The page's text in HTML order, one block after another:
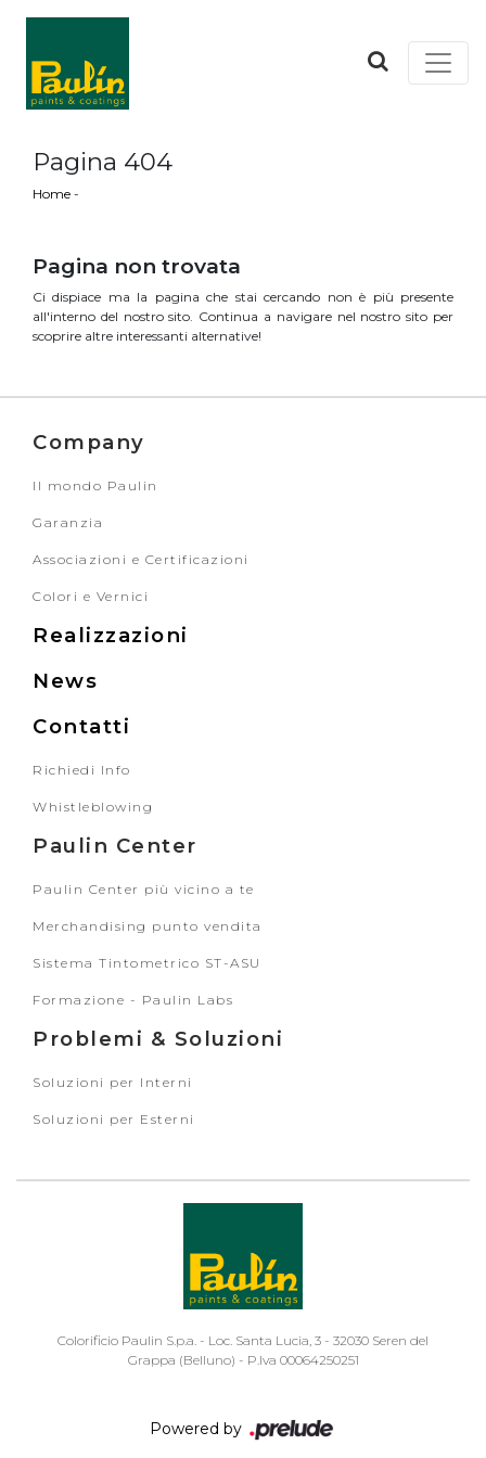
Pagina 404
Home -
Pagina non trovata
Ci dispiace ma la pagina che stai cercando non è più presente
all'interno del nostro sito. Continua a navigare nel nostro sito per
scoprire altre interessanti alternative!
Company
Il mondo Paulin
Garanzia
Associazioni e Certificazioni
Colori e Vernici
Realizzazioni
News
Contatti
Richiedi Info
Whistleblowing
Paulin Center
Paulin Center più vicino a te
Merchandising punto vendita
Sistema Tintometrico ST-ASU
Formazione - Paulin Labs
Problemi & Soluzioni
Soluzioni per Interni
Soluzioni per Esterni
Colorificio Paulin S.p.a. - Loc. Santa Lucia, 3 - 32030 Seren del
Grappa (Belluno) - P.Iva 00064250251
Powered by